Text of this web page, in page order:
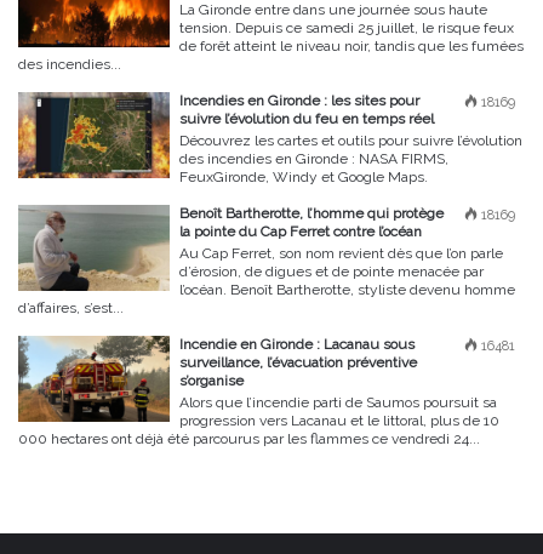
La Gironde entre dans une journée sous haute
tension. Depuis ce samedi 25 juillet, le risque feux
de forêt atteint le niveau noir, tandis que les fumées
des incendies...
18169
Incendies en Gironde : les sites pour
suivre l’évolution du feu en temps réel
Découvrez les cartes et outils pour suivre l’évolution
des incendies en Gironde : NASA FIRMS,
FeuxGironde, Windy et Google Maps.
18169
Benoît Bartherotte, l’homme qui protège
la pointe du Cap Ferret contre l’océan
Au Cap Ferret, son nom revient dès que l’on parle
d’érosion, de digues et de pointe menacée par
l’océan. Benoît Bartherotte, styliste devenu homme
d’affaires, s’est...
16481
Incendie en Gironde : Lacanau sous
surveillance, l’évacuation préventive
s’organise
Alors que l’incendie parti de Saumos poursuit sa
progression vers Lacanau et le littoral, plus de 10
000 hectares ont déjà été parcourus par les flammes ce vendredi 24...